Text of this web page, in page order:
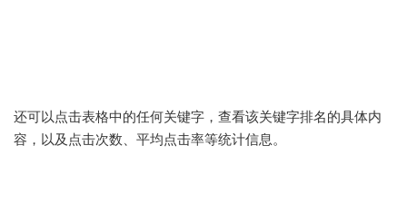
还可以点击表格中的任何关键字，查看该关键字排名的具体内
容，以及点击次数、平均点击率等统计信息。